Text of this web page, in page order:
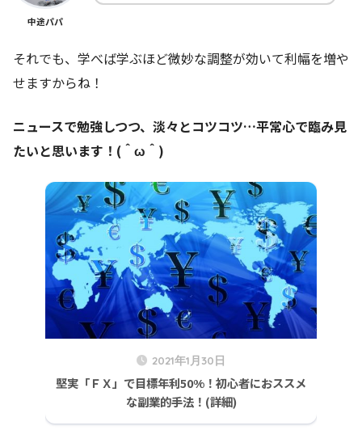
中途パパ
それでも、学べば学ぶほど微妙な調整が効いて利幅を増や
せますからね！
ニュースで勉強しつつ、淡々とコツコツ…平常心で臨み見
たいと思います！(＾ω＾)
2021年1月30日
堅実「ＦＸ」で目標年利50%！初心者におススメ
な副業的手法！(詳細)